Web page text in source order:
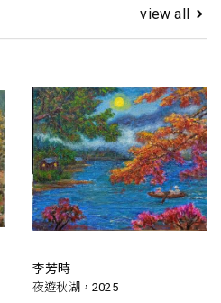
view all
李芳時
夜遊秋湖，2025